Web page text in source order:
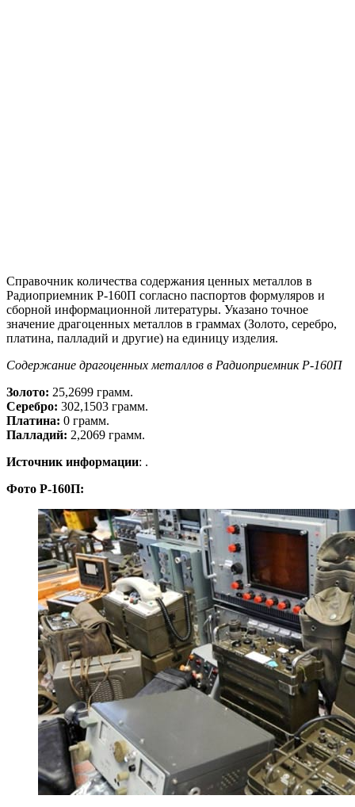
Справочник количества содержания ценных металлов в
Радиоприемник Р-160П согласно паспортов формуляров и
сборной информационной литературы. Указано точное
значение драгоценных металлов в граммах (Золото, серебро,
платина, палладий и другие) на единицу изделия.
Содержание драгоценных металлов в Радиоприемник Р-160П
Золото: 25,2699 грамм.
Серебро: 302,1503 грамм.
Платина: 0 грамм.
Палладий: 2,2069 грамм.
Источник информации: .
Фото Р-160П: